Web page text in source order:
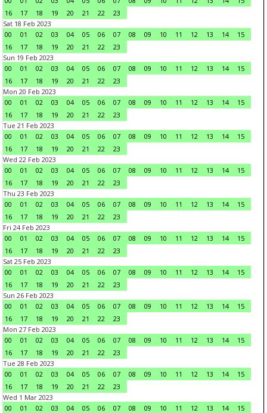
16
17 18 19 20 21 22
23
Sat 18 Feb 2023
00
01 02 03 04 05 06 07 08 09 10 11 12 13 14
15
16
17 18 19 20 21 22
23
Sun 19 Feb 2023
00
01 02 03 04 05 06 07 08 09 10 11 12 13 14
15
16
17 18 19 20 21 22
23
Mon 20 Feb 2023
00
01 02 03 04 05 06 07 08 09 10 11 12 13 14
15
16
17 18 19 20 21 22
23
Tue 21 Feb 2023
00
01 02 03 04 05 06 07 08 09 10 11 12 13 14
15
16
17 18 19 20 21 22
23
Wed 22 Feb 2023
00
01 02 03 04 05 06 07 08 09 10 11 12 13 14
15
16
17 18 19 20 21 22
23
Thu 23 Feb 2023
00
01 02 03 04 05 06 07 08 09 10 11 12 13 14
15
16
17 18 19 20 21 22
23
Fri 24 Feb 2023
00
01 02 03 04 05 06 07 08 09 10 11 12 13 14
15
16
17 18 19 20 21 22
23
Sat 25 Feb 2023
00
01 02 03 04 05 06 07 08 09 10 11 12 13 14
15
16
17 18 19 20 21 22
23
Sun 26 Feb 2023
00
01 02 03 04 05 06 07 08 09 10 11 12 13 14
15
16
17 18 19 20 21 22
23
Mon 27 Feb 2023
00
01 02 03 04 05 06 07 08 09 10 11 12 13 14
15
16
17 18 19 20 21 22
23
Tue 28 Feb 2023
00
01 02 03 04 05 06 07 08 09 10 11 12 13 14
15
16
17 18 19 20 21 22
23
Wed 1 Mar 2023
00
01 02 03 04 05 06 07 08 09 10 11 12 13 14
15